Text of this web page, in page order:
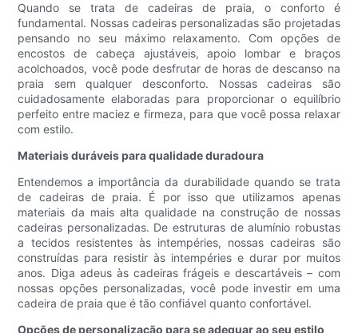
Quando se trata de cadeiras de praia, o conforto é
fundamental. Nossas cadeiras personalizadas são projetadas
pensando no seu máximo relaxamento. Com opções de
encostos de cabeça ajustáveis, apoio lombar e braços
acolchoados, você pode desfrutar de horas de descanso na
praia sem qualquer desconforto. Nossas cadeiras são
cuidadosamente elaboradas para proporcionar o equilíbrio
perfeito entre maciez e firmeza, para que você possa relaxar
com estilo.
Materiais duráveis ​​para qualidade duradoura
Entendemos a importância da durabilidade quando se trata
de cadeiras de praia. É por isso que utilizamos apenas
materiais da mais alta qualidade na construção de nossas
cadeiras personalizadas. De estruturas de alumínio robustas
a tecidos resistentes às intempéries, nossas cadeiras são
construídas para resistir às intempéries e durar por muitos
anos. Diga adeus às cadeiras frágeis e descartáveis ​​– com
nossas opções personalizadas, você pode investir em uma
cadeira de praia que é tão confiável quanto confortável.
Opções de personalização para se adequar ao seu estilo